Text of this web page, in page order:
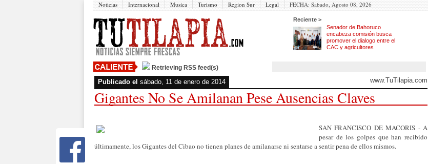
Noticias Internacional Musica Turismo Region Sur Legal FECHA: Sabado, Agosto 08, 2026
Reciente >
Senador de Bahoruco
encabeza comisión busca
promover el dialogo entre el
CAC y agricultores
Retrieving RSS feed(s)
Publicado el sábado, 11 de enero de 2014 www.TuTilapia.com
Gigantes No Se Amilanan Pese Ausencias Claves
SAN FRANCISCO DE MACORIS - A
pesar de los golpes que han recibido
últimamente, los Gigantes del Cibao no tienen planes de amilanarse ni sentarse a sentir pena de ellos mismos.